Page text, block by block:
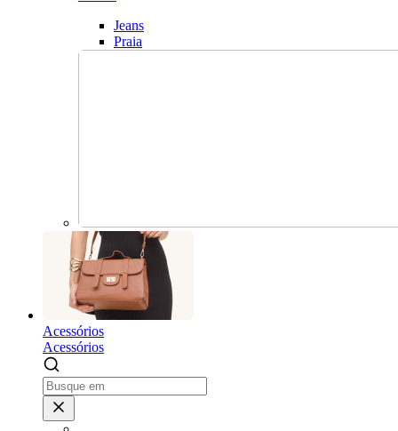
Jeans
Praia
Acessórios
Acessórios